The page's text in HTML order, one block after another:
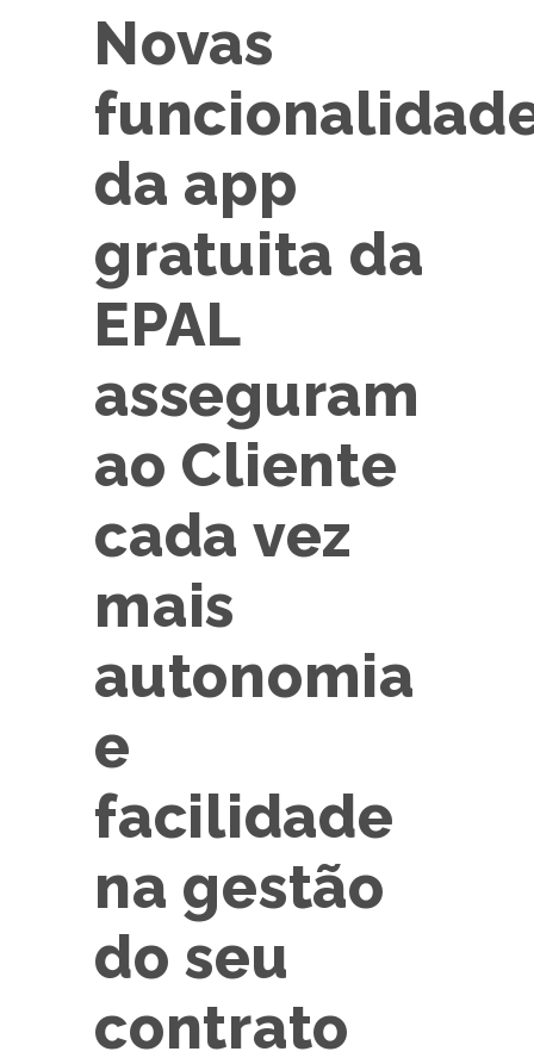
Novas
da app
gratuita da
EPAL
asseguram
ao Cliente
cada vez
mais
autonomia
e
facilidade
na gestão
do seu
contrato